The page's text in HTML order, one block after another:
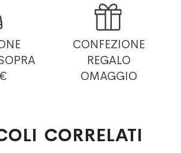

CONFEZIONE
REGALO
OMAGGIO
CORRELATI